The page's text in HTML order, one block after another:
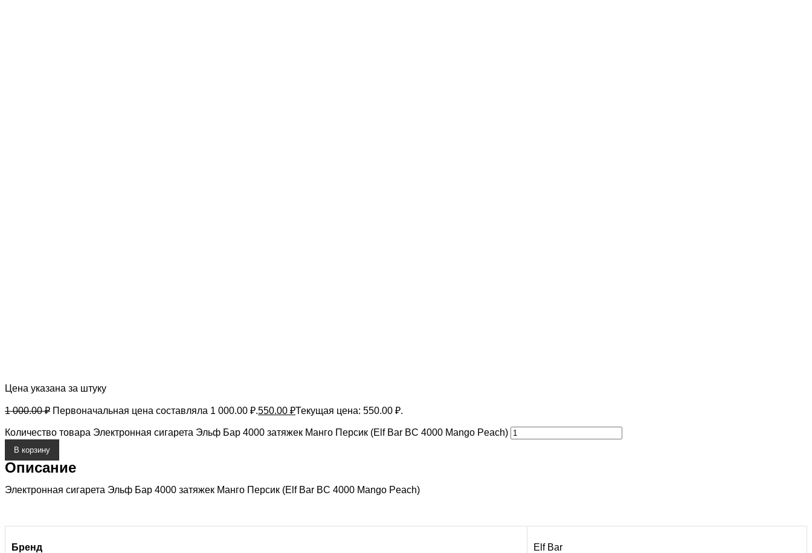
Цена указана за штуку
1 000.00₽ Первоначальная цена составляла 1 000.00 ₽.550.00 ₽Текущая цена: 550.00 ₽.
Количество товара Электронная сигарета Эльф Бар 4000 затяжек Манго Персик (Elf Bar BC 4000 Mango Peach)
В корзину
Описание
Электронная сигарета Эльф Бар 4000 затяжек Манго Персик (Elf Bar BC 4000 Mango Peach)
Бренд Elf Bar